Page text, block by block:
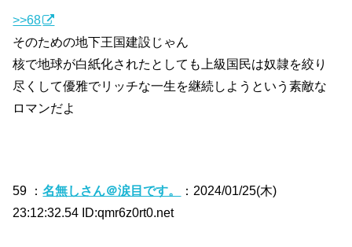
>>68
そのための地下王国建設じゃん
核で地球が白紙化されたとしても上級国民は奴隷を絞り
尽くして優雅でリッチな一生を継続しようという素敵な
ロマンだよ
59 ：名無しさん＠涙目です。
：2024/01/25(木)
23:12:32.54 ID:qmr6z0rt0.net